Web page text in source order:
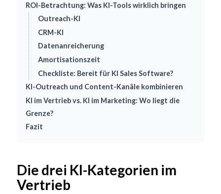
ROI-Betrachtung: Was KI-Tools wirklich bringen
Outreach-KI
CRM-KI
Datenanreicherung
Amortisationszeit
Checkliste: Bereit für KI Sales Software?
KI-Outreach und Content-Kanäle kombinieren
KI im Vertrieb vs. KI im Marketing: Wo liegt die
Grenze?
Fazit
Die drei KI-Kategorien im
Vertrieb